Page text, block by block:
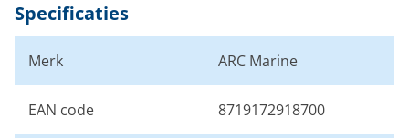
Specificaties
Merk ARC Marine
EAN code 8719172918700